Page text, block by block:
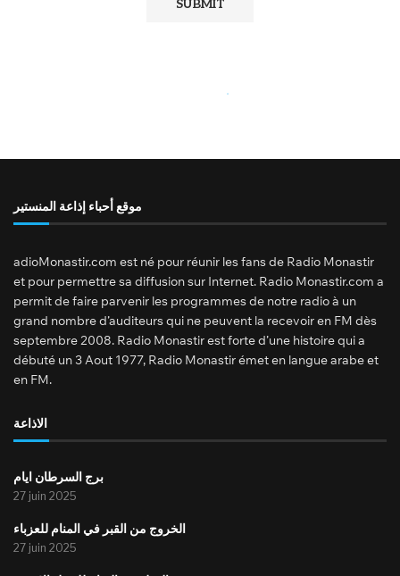
موقع أحباء إذاعة المنستير
adioMonastir.com est né pour réunir les fans de Radio Monastir
et pour permettre sa diffusion sur Internet. Radio Monastir.com a
permit de faire parvenir les programmes de notre radio à un
grand nombre d’auditeurs qui ne peuvent la recevoir en FM dès
septembre 2008. Radio Monastir est forte d’une histoire qui a
débuté un 3 Aout 1977, Radio Monastir émet en langue arabe et
en FM.
الاذاعة
برج السرطان ايام
27 juin 2025
الخروج من القبر في المنام للعزباء
27 juin 2025